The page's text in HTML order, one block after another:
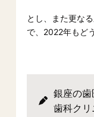
とし、また更な
で、2022年もど
銀座の
歯科クリ